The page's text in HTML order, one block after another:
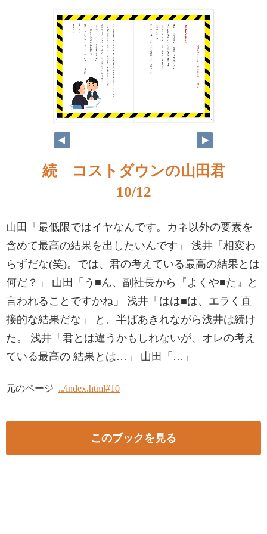
10 9
続 コストダウンの山田君
10/12
山田「最低限ではイヤなんです。カネ以外の要素を
含めて最高の結果を出したいんです」 浅井「相変わ
らずだな(笑)。では、君の考えている最高の結果とは
何だ？」 山田「う■ん、副社⾧から『よくや■た』と
言われることですかね」 浅井「はは■は、エラく直
接的な結果だな」 と、半ばあきれながら浅井は続け
た。 浅井「君とは違うかもしれないが、オレの考え
ている最高の 結果とは…」 山田「…」
元のページ ../index.html#10
このブックを見る